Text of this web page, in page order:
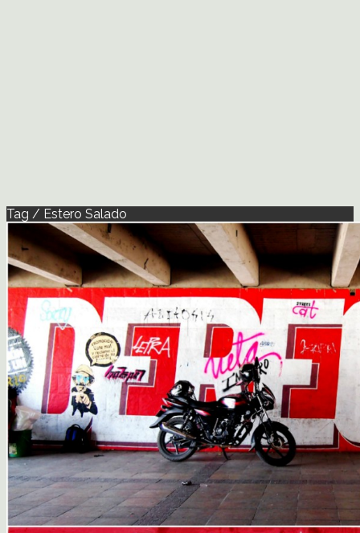
Tag / Estero Salado